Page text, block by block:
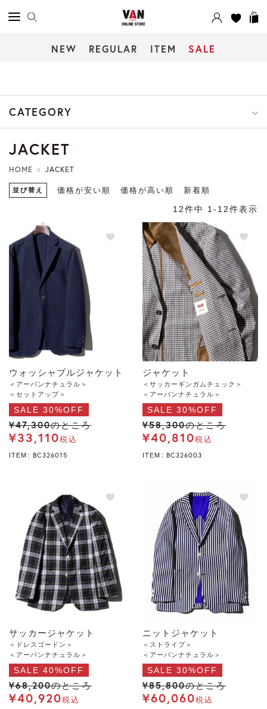
NEW REGULAR ITEM SALE
CATEGORY
JACKET
HOME JACKET
並び替え 価格が安い順 価格が高い順 新着順
12件中 1 - 12件表示
ウォッシャブルジャケット
＜アーバンナチュラル＞
＜セットアップ＞
SALE 30%OFF
¥47,300のところ
¥33,110税込
ITEM BC326015
ジャケット
＜サッカーギンガムチェック＞
＜アーバンナチュラル＞
SALE 30%OFF
¥58,300のところ
¥40,810税込
ITEM BC326003
サッカージャケット
＜ドレスゴードン＞
＜アーバンナチュラル＞
SALE 40%OFF
¥68,200のところ
¥40,920税込
ニットジャケット
＜ストライプ＞
＜アーバンナチュラル＞
SALE 30%OFF
¥85,800のところ
¥60,060税込